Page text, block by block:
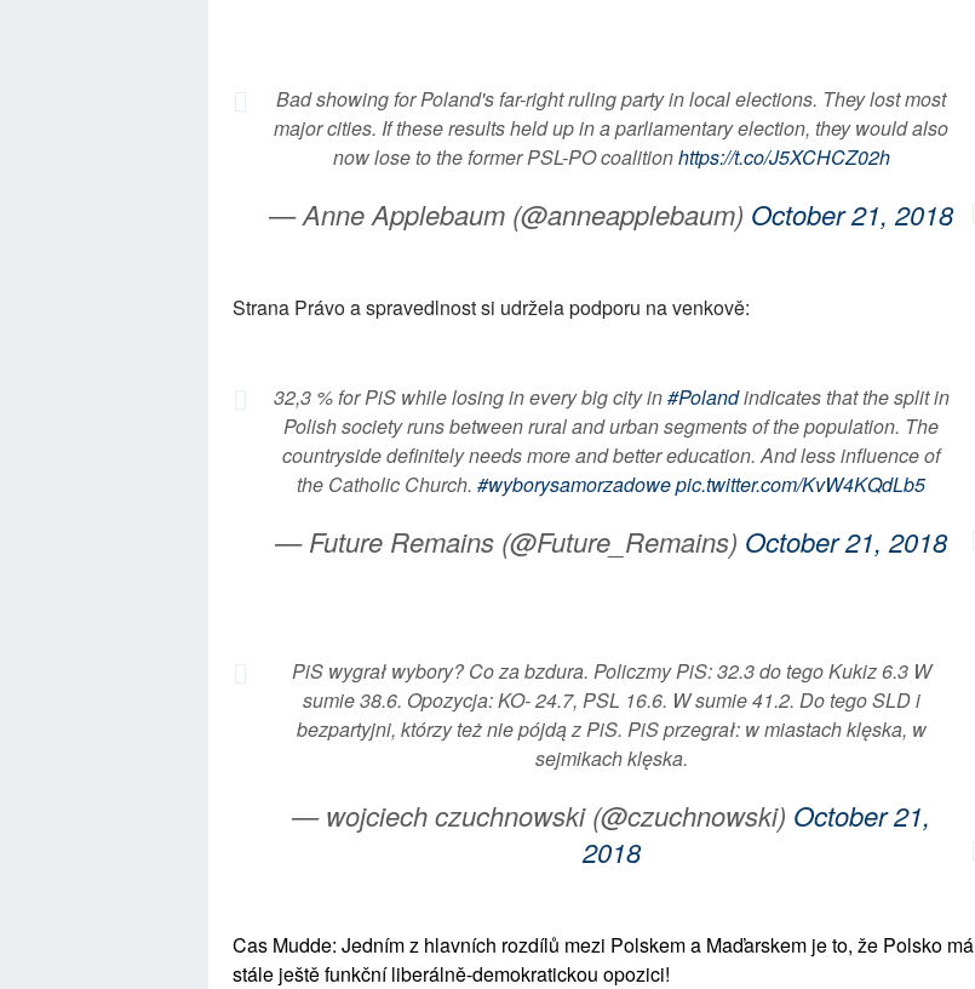
Bad showing for Poland's far-right ruling party in local elections. They lost most
major cities. If these results held up in a parliamentary election, they would also
now lose to the former PSL-PO coalitionhttps://t.co/J5XCHCZ02h
— Anne Applebaum (@anneapplebaum) October 21, 2018
Strana Právo a spravedlnost si udržela podporu na venkově:
32,3 % for PiS while losing in every big city in#Polandindicates that the split in
Polish society runs between rural and urban segments of the population. The
countryside definitely needs more and better education. And less influence of
the Catholic Church.#wyborysamorzadowepic.twitter.com/KvW4KQdLb5
— Future Remains (@Future_Remains) October 21, 2018
PiS wygrał wybory? Co za bzdura. Policzmy PiS: 32.3 do tego Kukiz 6.3 W
sumie 38.6. Opozycja: KO- 24.7, PSL 16.6. W sumie 41.2. Do tego SLD i
bezpartyjni, którzy też nie pójdą z PiS. PiS przegrał: w miastach klęska, w
sejmikach klęska.
— wojciech czuchnowski (@czuchnowski) October 21,
2018
Cas Mudde: Jedním z hlavních rozdílů mezi Polskem a Maďarskem je to, že Polsko má
stále ještě funkční liberálně-demokratickou opozici!